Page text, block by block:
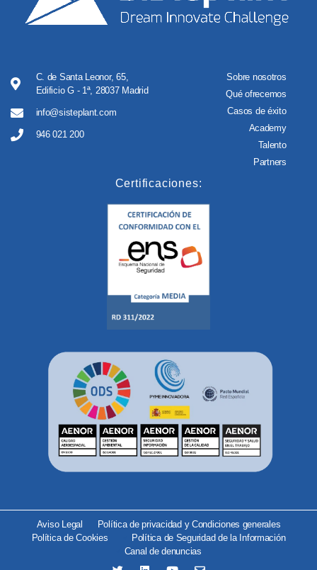
C. de Santa Leonor, 65,
Edificio G - 1ª, 28037 Madrid
info@sisteplant.com
946 021 200
Sobre nosotros
Qué ofrecemos
Casos de éxito
Academy
Talento
Partners
Certificaciones:
Aviso Legal
Política de privacidad y Condiciones generales
Política de Cookies
Política de Seguridad de la Información
Canal de denuncias